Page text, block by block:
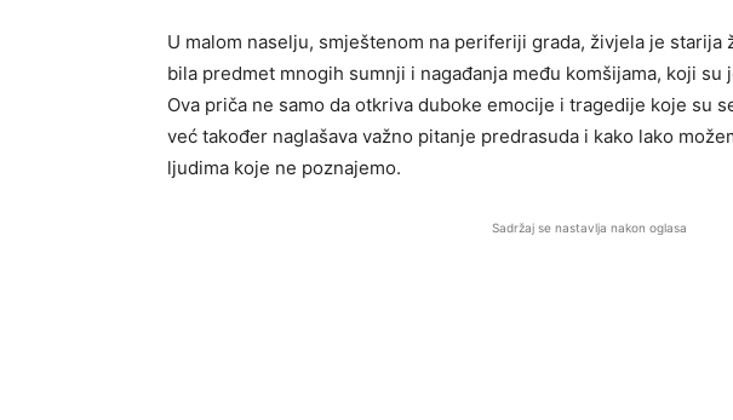
U malom naselju, smještenom na periferiji grada, živjela je starija
bila predmet mnogih sumnji i nagađanja među komšijama, koji
Ova priča ne samo da otkriva duboke emocije i tragedije koje su
već također naglašava važno pitanje predrasuda i kako lako
ljudima koje ne poznajemo.
Sadržaj se nastavlja nakon oglasa